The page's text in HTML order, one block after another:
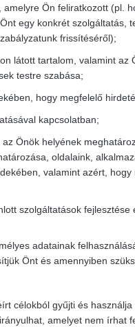
Ön feliratkozott (pl.
egy konkrét szolgáltatás,
frissítéséről);
látott tartalom, valamint
testre szabása;
hogy megfelelő
kapcsolatban;
Önök helyének
oldalaink,
valamint azért,
szolgáltatások fejlesztése
adatainak
Önt és amennyiben
célokból gyűjti és
amelyet nem írhat